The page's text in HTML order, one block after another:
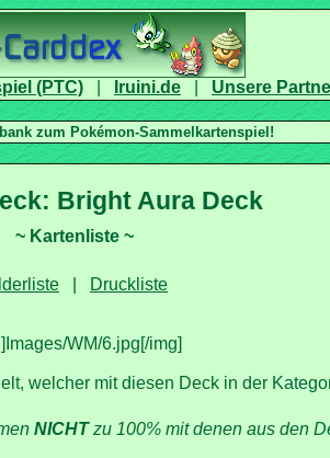
WM/6.jpg[/img]
welcher mit diesen Deck in der
zu 100% mit denen aus den